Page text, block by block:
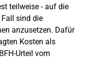
teilweise - auf die
sind die
anzusetzen. Dafür
Kosten als
Urteil vom